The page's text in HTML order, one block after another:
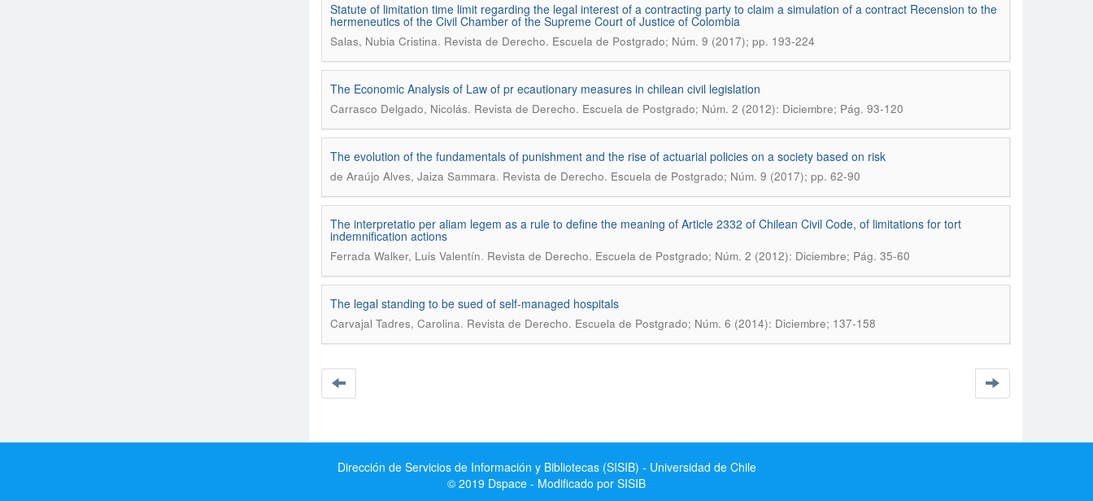
Statute of limitation time limit regarding the legal interest of a contracting party to claim a simulation of a contract Recension to the
hermeneutics of the Civil Chamber of the Supreme Court of Justice of Colombia
Salas, Nubia Cristina. Revista de Derecho. Escuela de Postgrado; Núm. 9 (2017); pp. 193-224
The Economic Analysis of Law of pr ecautionary measures in chilean civil legislation
Carrasco Delgado, Nicolás. Revista de Derecho. Escuela de Postgrado; Núm. 2 (2012): Diciembre; Pág. 93-120
The evolution of the fundamentals of punishment and the rise of actuarial policies on a society based on risk
de Araújo Alves, Jaiza Sammara. Revista de Derecho. Escuela de Postgrado; Núm. 9 (2017); pp. 62-90
The interpretatio per aliam legem as a rule to define the meaning of Article 2332 of Chilean Civil Code, of limitations for tort
indemnification actions
Ferrada Walker, Luis Valentín. Revista de Derecho. Escuela de Postgrado; Núm. 2 (2012): Diciembre; Pág. 35-60
The legal standing to be sued of self-managed hospitals
Carvajal Tadres, Carolina. Revista de Derecho. Escuela de Postgrado; Núm. 6 (2014): Diciembre; 137-158
Dirección de Servicios de Información y Bibliotecas (SISIB) - Universidad de Chile
© 2019 Dspace - Modificado por SISIB